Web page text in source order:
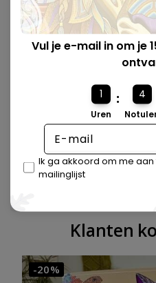
Gemaakt van
Alle puzzels zijn met
Klanten
-20%
Vul je e-mail in om je
1
Uren
: 4
Ik ga akkoord om me
mailinglijst